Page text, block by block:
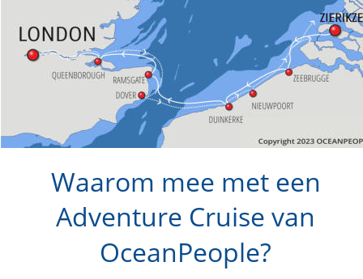
Waarom mee met een
Adventure Cruise van
OceanPeople?